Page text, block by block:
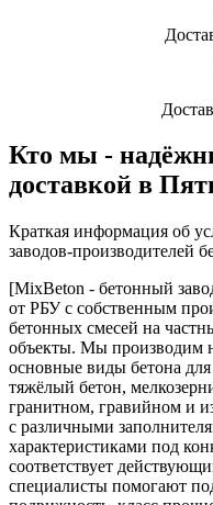
Кто мы -
доставкой в
Краткая информация об
заводов-производителей
[MixBeton - бетонный
от РБУ с собственным
бетонных смесей на
объекты. Мы производим
основные виды бетона
тяжёлый бетон,
гранитном, гравийном и
с различными
характеристиками под
соответствует
специалисты помогают